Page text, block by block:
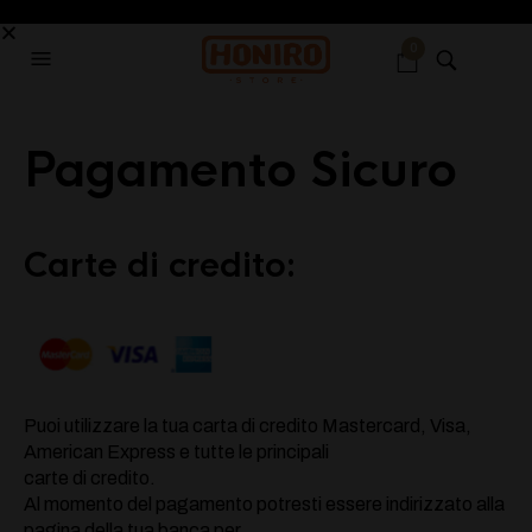
Pagamento Sicuro
Carte di credito:
Puoi utilizzare la tua carta di credito Mastercard, Visa,
American Express e tutte le principali
carte di credito.
Al momento del pagamento potresti essere indirizzato alla